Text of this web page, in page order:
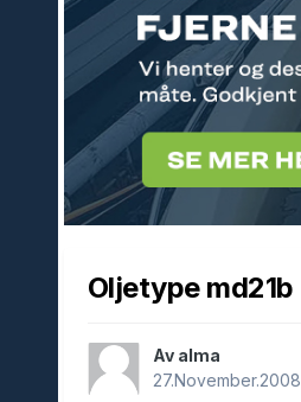
Oljetype md21b
Av alma
27.November.2008